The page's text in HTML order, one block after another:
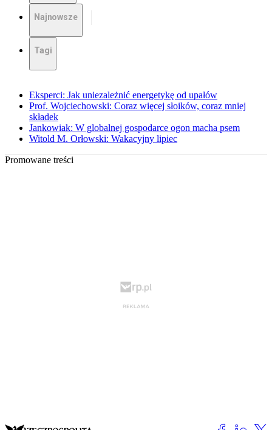
Najnowsze
Tagi
Eksperci: Jak uniezależnić energetykę od upałów
Prof. Wojciechowski: Coraz więcej słoików, coraz mniej
składek
Jankowiak: W globalnej gospodarce ogon macha psem
Witold M. Orłowski: Wakacyjny lipiec
Promowane treści